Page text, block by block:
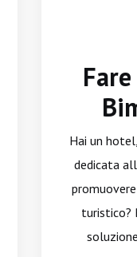
Hai un
dedicata
turistico?